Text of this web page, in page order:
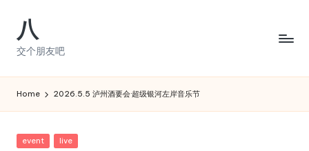
八
交个朋友吧
Home 2026.5.5 泸州酒要会·超级银河左岸音乐节
Posted
event live